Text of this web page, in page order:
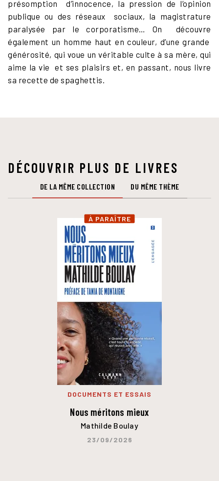
présomption d’innocence, la pression de l’opinion
publique ou des réseaux sociaux, la magistrature
paralysée par le corporatisme… On découvre
également un homme haut en couleur, d’une grande
générosité, qui voue un véritable culte à sa mère, qui
aime la vie et ses plaisirs et, en passant, nous livre
sa recette de spaghettis.
DÉCOUVRIR PLUS DE LIVRES
DE LA MÊME COLLECTION DU MÊME THÈME
À PARAÎTRE
DOCUMENTS ET ESSAIS
Nous méritons mieux
Mathilde Boulay
23/09/2026